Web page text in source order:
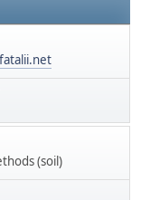
fatalii.net
(soil)